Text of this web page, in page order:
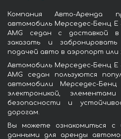
Компания Авто-Аренда
автомобиль Мерседес-Бенц E
AMG седан с доставкой
заказать и
подачей авто в аэропорт или
Автомобиль Мерседес-Бенц E
AMG седан пользуются
автомобили Мерседес-
электроникой,
безопасности и
дорогам.
Вы можете ознакомиться с
данными для аренды